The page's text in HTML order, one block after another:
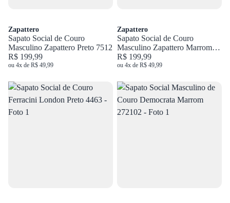
Zapattero
Sapato Social de Couro
Masculino Zapattero Preto 7512
R$ 199,99
ou 4x de R$ 49,99
Zapattero
Sapato Social de Couro
Masculino Zapattero Marrom
7512
R$ 199,99
ou 4x de R$ 49,99